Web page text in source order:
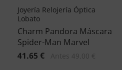
Joyería Relojería Óptica
Lobato
Charm Pandora Máscara
Spider-Man Marvel
41.65 €